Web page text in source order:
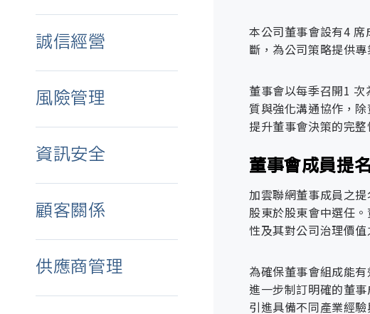
誠信經營
風險管理
資訊安全
顧客關係
供應商管理
本公司董事會設有4
斷，為公司策略提供
董事會以每季召開1
質與強化溝通協作，
提升董事會決策的完整
董事會成員提
加雲聯網董事成員之
股東於股東會中選任
性及其對公司治理價值
為確保董事會組成能
進一步制訂明確的董
引進具備不同產業經
公司治理方針
項目
重大主題
管理政策與方針
誠信政策與宣
法規遵循機制
風險管理架構
部門
風險管理小組
建構網際網路安全
保護使用者隱私與
落實全員資安教育
確保資訊系統持續
資通安全管理
管理措施
項目
多元回饋機制
年度滿意度調查
員工專業培訓
新供應商遴選